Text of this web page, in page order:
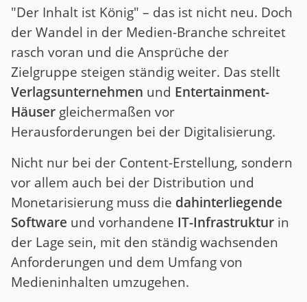
"Der Inhalt ist König" – das ist nicht neu. Doch
der Wandel in der Medien-Branche schreitet
rasch voran und die Ansprüche der
Zielgruppe steigen ständig weiter. Das stellt
Verlagsunternehmen und Entertainment-
Häuser gleichermaßen vor
Herausforderungen bei der Digitalisierung.
Nicht nur bei der Content-Erstellung, sondern
vor allem auch bei der Distribution und
Monetarisierung muss die dahinterliegende
Software und vorhandene IT-Infrastruktur in
der Lage sein, mit den ständig wachsenden
Anforderungen und dem Umfang von
Medieninhalten umzugehen.